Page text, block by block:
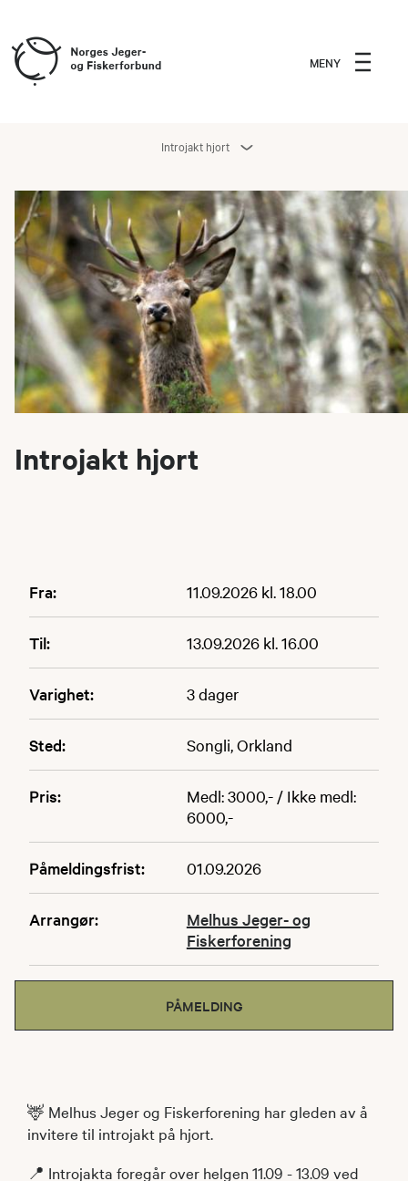
MENY
Introjakt hjort
Introjakt hjort
Fra: 11.09.2026 kl. 18.00
Til: 13.09.2026 kl. 16.00
Varighet: 3 dager
Sted: Songli, Orkland
Pris:
Medl: 3000,- / Ikke medl:
6000,-
Påmeldingsfrist: 01.09.2026
Arrangør:
Melhus Jeger- og
Fiskerforening
PÅMELDING
🦌 Melhus Jeger og Fiskerforening har gleden av å
invitere til introjakt på hjort.
📍 Introjakta foregår over helgen 11.09 - 13.09 ved